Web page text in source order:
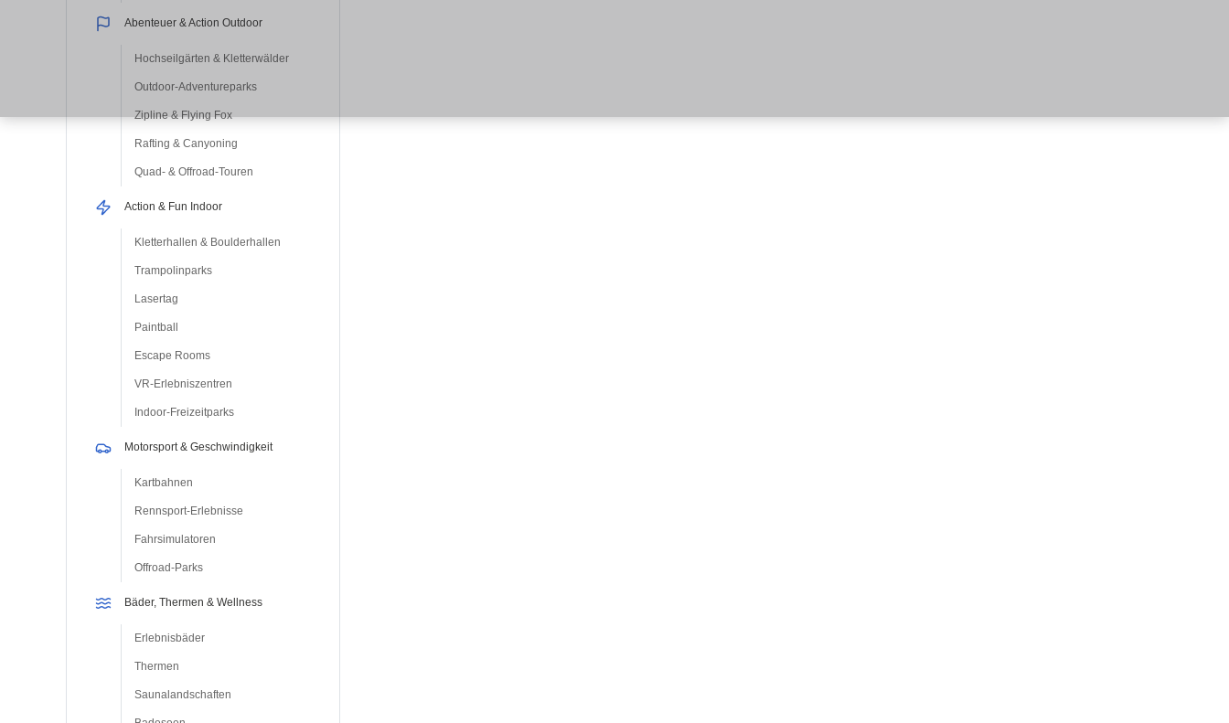
Abenteuer & Action Outdoor
Hochseilgärten & Kletterwälder
Outdoor-Adventureparks
Zipline & Flying Fox
Rafting & Canyoning
Quad- & Offroad-Touren
Action & Fun Indoor
Kletterhallen & Boulderhallen
Trampolinparks
Lasertag
Paintball
Escape Rooms
VR-Erlebniszentren
Indoor-Freizeitparks
Motorsport & Geschwindigkeit
Kartbahnen
Rennsport-Erlebnisse
Fahrsimulatoren
Offroad-Parks
Bäder, Thermen & Wellness
Erlebnisbäder
Thermen
Saunalandschaften